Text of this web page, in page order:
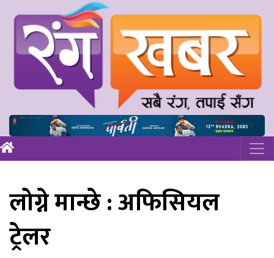
लोग्ने मान्छे : अफिसियल
ट्रेलर